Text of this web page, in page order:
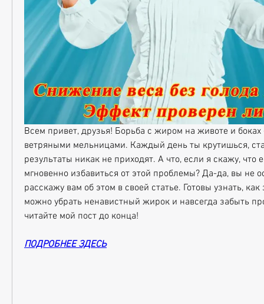
Всем привет, друзья! Борьба с жиром на животе и боках
ветряными мельницами. Каждый день ты крутишься,
результаты никак не приходят. А что, если я скажу, что
мгновенно избавиться от этой проблемы? Да-да, вы не
расскажу вам об этом в своей статье. Готовы узнать,
можно убрать ненавистный жирок и навсегда забыть
читайте мой пост до конца!
ПОДРОБНЕЕ ЗДЕСЬ